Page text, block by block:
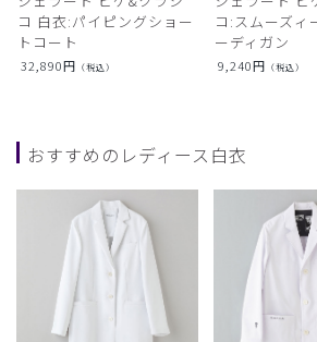
コ 白衣:パイピングショー
トコート
32,890円 （税込）
コ:スムーズィ
ーディガン
9,240円 （税込）
おすすめのレディース白衣